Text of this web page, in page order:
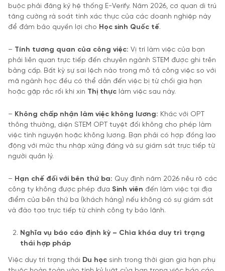
buộc phải đăng ký hệ thống E-Verify. Năm 2026, cơ quan di trú
tăng cường rà soát tính xác thực của các doanh nghiệp này
để đảm bảo quyền lợi cho H ọc sinh Quốc tế.
– Tính tương quan của công việc: Vị trí làm việc của bạn
phải liên quan trực tiếp đến chuyên ngành STEM được ghi trên
bằng cấp. Bất kỳ sự sai lệch nào trong mô tả công việc so với
mã ngành học đều có thể dẫn đến việc bị từ chối gia hạn
hoặc gặp rắc rối khi xin Thị thực làm việc sau này.
– Không chấp nhận làm việc không l ương: Khác với OPT
thông thường, diện STEM OPT tuyệt đối không cho phép làm
việc tình nguyện hoặc không lương. Bạn phải có hợp đồng lao
động với mức thu nhập xứng đáng và sự giám sát trực tiếp từ
người quản lý.
– H ạn chế đối với bên thứ ba: Quy định năm 2026 nêu rõ các
công ty không được phép đưa Sinh viên đến làm việc tại địa
điểm của bên thứ ba (khách hàng) nếu không có sự giám sát
và đào tạo trực tiếp từ chính công ty bảo lãnh.
Nghĩa vụ báo cáo định kỳ – Chìa khóa duy trì trạng
thái hợp pháp
Việc duy trì trạng thái Du học sinh trong thời gian gia hạn phụ